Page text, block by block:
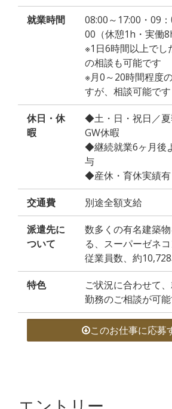
就業時間
08:00～17:00・09：
00（休憩1h・実働
※1日6時間以上でし
の相談も可能です
※月0～20時間程度
すが、相談可能です
休日・休
暇
◆土・日・祝日／夏
GW休暇
◆継続就業6ヶ月後
与
◆産休・育休実績有
交通費 別途全額支給
派遣先に
ついて
数多くの有名建築
る、スーパーゼネ
従業員数、約
特色
ご状況に合わせて
勤務のご相談が可能
このお仕事に応募